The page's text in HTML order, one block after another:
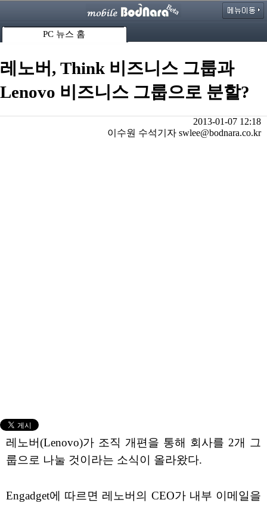
PC 뉴스 홈
레노버, Think 비즈니스 그룹과
Lenovo 비즈니스 그룹으로 분할?
2013-01-07 12:18
이수원 수석기자 swlee@bodnara.co.kr
레노버(Lenovo)가 조직 개편을 통해 회사를 2개 그
룹으로 나눌 것이라는 소식이 올라왔다.
Engadget에 따르면 레노버의 CEO가 내부 이메일을